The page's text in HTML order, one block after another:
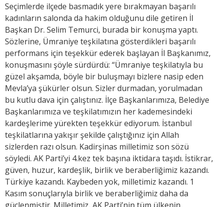
Seçimlerde ilçede basmadık yere bırakmayan başarılı
kadınların salonda da hakim olduğunu dile getiren İl
Başkan Dr. Selim Temurci, burada bir konuşma yaptı.
Sözlerine, Ümraniye teşkilatına gösterdikleri başarılı
performans için teşekkür ederek başlayan İl Başkanımız,
konuşmasını şöyle sürdürdü: “Ümraniye teşkilatıyla bu
güzel akşamda, böyle bir buluşmayı bizlere nasip eden
Mevla’ya şükürler olsun. Sizler durmadan, yorulmadan
bu kutlu dava için çalıştınız. İlçe Başkanlarımıza, Belediye
Başkanlarımıza ve teşkilatımızın her kademesindeki
kardeşlerime yürekten teşekkür ediyorum. İstanbul
teşkilatlarına yakışır şekilde çalıştığınız için Allah
sizlerden razı olsun. Kadirşinas milletimiz son sözü
söyledi. AK Parti’yi 4.kez tek başına iktidara taşıdı. İstikrar,
güven, huzur, kardeşlik, birlik ve beraberliğimiz kazandı.
Türkiye kazandı. Kaybeden yok, milletimiz kazandı. 1
Kasım sonuçlarıyla birlik ve beraberliğimiz daha da